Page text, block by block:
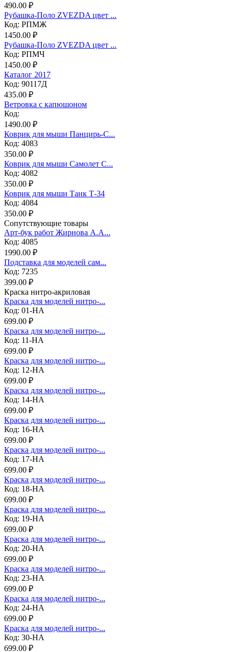
490.00 ₽
Рубашка-Поло ZVEZDA цвет ...
Код: РПМЖ
1450.00 ₽
Рубашка-Поло ZVEZDA цвет ...
Код: РПМЧ
1450.00 ₽
Каталог 2017
Код: 90117Д
435.00 ₽
Ветровка с капюшоном
Код:
1490.00 ₽
Коврик для мыши Панцирь-С...
Код: 4083
350.00 ₽
Коврик для мыши Самолет С...
Код: 4082
350.00 ₽
Коврик для мыши Танк Т-34
Код: 4084
350.00 ₽
Сопутствующие товары
Арт-бук работ Жирнова А.А...
Код: 4085
1990.00 ₽
Подставка для моделей сам...
Код: 7235
399.00 ₽
Краска нитро-акриловая
Краска для моделей нитро-...
Код: 01-НА
699.00 ₽
Краска для моделей нитро-...
Код: 11-НА
699.00 ₽
Краска для моделей нитро-...
Код: 12-НА
699.00 ₽
Краска для моделей нитро-...
Код: 14-НА
699.00 ₽
Краска для моделей нитро-...
Код: 16-НА
699.00 ₽
Краска для моделей нитро-...
Код: 17-НА
699.00 ₽
Краска для моделей нитро-...
Код: 18-НА
699.00 ₽
Краска для моделей нитро-...
Код: 19-НА
699.00 ₽
Краска для моделей нитро-...
Код: 20-НА
699.00 ₽
Краска для моделей нитро-...
Код: 23-НА
699.00 ₽
Краска для моделей нитро-...
Код: 24-НА
699.00 ₽
Краска для моделей нитро-...
Код: 30-НА
699.00 ₽